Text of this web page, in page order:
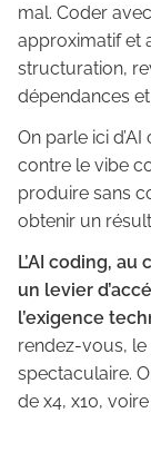
mal. Coder
approximatif et
structuration,
dépendances
On parle ici
contre le vibe
produire sans
obtenir un
L’AI coding,
un levier
l’exigence
rendez-vous,
spectaculaire.
de x4, x10,